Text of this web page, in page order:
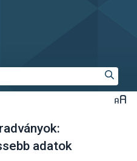
adatok